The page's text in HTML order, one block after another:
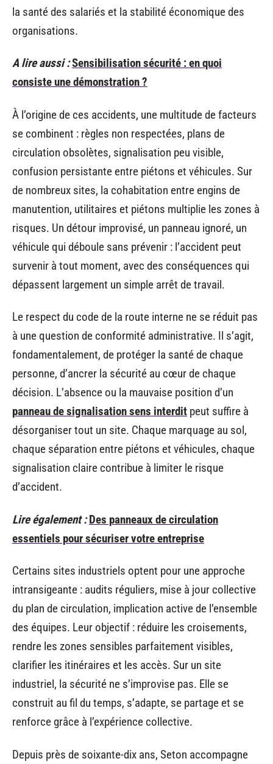
la santé des salariés et la stabilité économique des
organisations.
A lire aussi :Sensibilisation sécurité : en quoi
consiste une démonstration ?
À l’origine de ces accidents, une multitude de facteurs
se combinent : règles non respectées, plans de
circulation obsolètes, signalisation peu visible,
confusion persistante entre piétons et véhicules. Sur
de nombreux sites, la cohabitation entre engins de
manutention, utilitaires et piétons multiplie les zones à
risques. Un détour improvisé, un panneau ignoré, un
véhicule qui déboule sans prévenir : l’accident peut
survenir à tout moment, avec des conséquences qui
dépassent largement un simple arrêt de travail.
Le respect du code de la route interne ne se réduit pas
à une question de conformité administrative. Il s’agit,
fondamentalement, de protéger la santé de chaque
personne, d’ancrer la sécurité au cœur de chaque
décision. L’absence ou la mauvaise position d’un
panneau de signalisation sens interdit peut suffire à
désorganiser tout un site. Chaque marquage au sol,
chaque séparation entre piétons et véhicules, chaque
signalisation claire contribue à limiter le risque
d’accident.
Lire également : Des panneaux de circulation
essentiels pour sécuriser votre entreprise
Certains sites industriels optent pour une approche
intransigeante : audits réguliers, mise à jour collective
du plan de circulation, implication active de l’ensemble
des équipes. Leur objectif : réduire les croisements,
rendre les zones sensibles parfaitement visibles,
clarifier les itinéraires et les accès. Sur un site
industriel, la sécurité ne s’improvise pas. Elle se
construit au fil du temps, s’adapte, se partage et se
renforce grâce à l’expérience collective.
Depuis près de soixante-dix ans, Seton accompagne